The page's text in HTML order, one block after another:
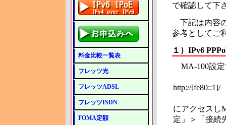
で確認して下
下記は内容
参考としてご
１） IPv6
MA-100設定
http://[fe80::1]/
にアクセスし
定」＞「接続
料金比較一覧表
フレッツ光
フレッツADSL
フレッツISDN
FOMA定額